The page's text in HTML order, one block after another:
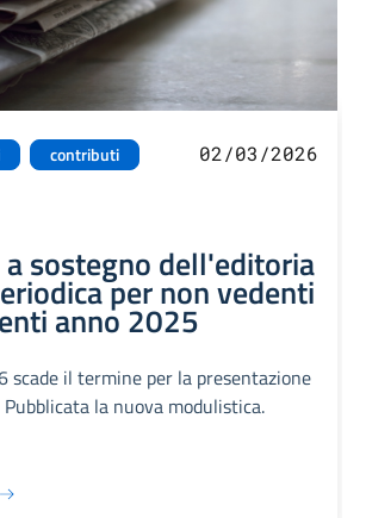
contributi
02/03/2026
sostegno dell'editoria
per non vedenti
anno 2025
scade il termine per la presentazione
la nuova modulistica.